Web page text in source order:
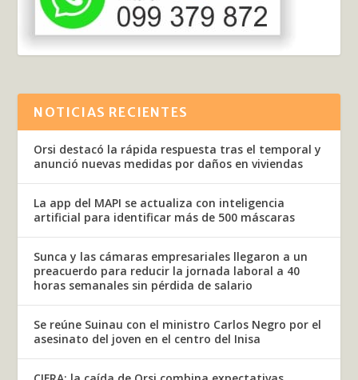
NOTICIAS RECIENTES
Orsi destacó la rápida respuesta tras el temporal y
anunció nuevas medidas por daños en viviendas
La app del MAPI se actualiza con inteligencia
artificial para identificar más de 500 máscaras
Sunca y las cámaras empresariales llegaron a un
preacuerdo para reducir la jornada laboral a 40
horas semanales sin pérdida de salario
Se reúne Suinau con el ministro Carlos Negro por el
asesinato del joven en el centro del Inisa